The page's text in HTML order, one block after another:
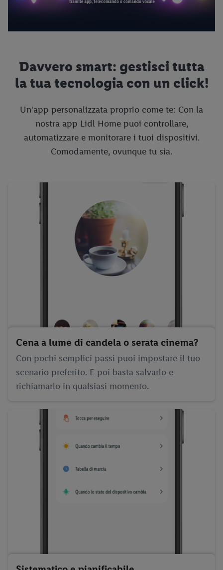
Davvero smart: gestisci tutta
la tua tecnologia con un click!
Un'app personalizzata proprio come te: Con la
nostra app Lidl Home puoi controllare,
automatizzare e monitorare i tuoi dispositivi.
Comodamente, ovunque tu sia.
Cena a lume di candela o serata cinema?
Con pochi semplici passi puoi impostare il tuo
scenario preferito. E poi basta salvarlo e
richiamarlo in qualsiasi momento.